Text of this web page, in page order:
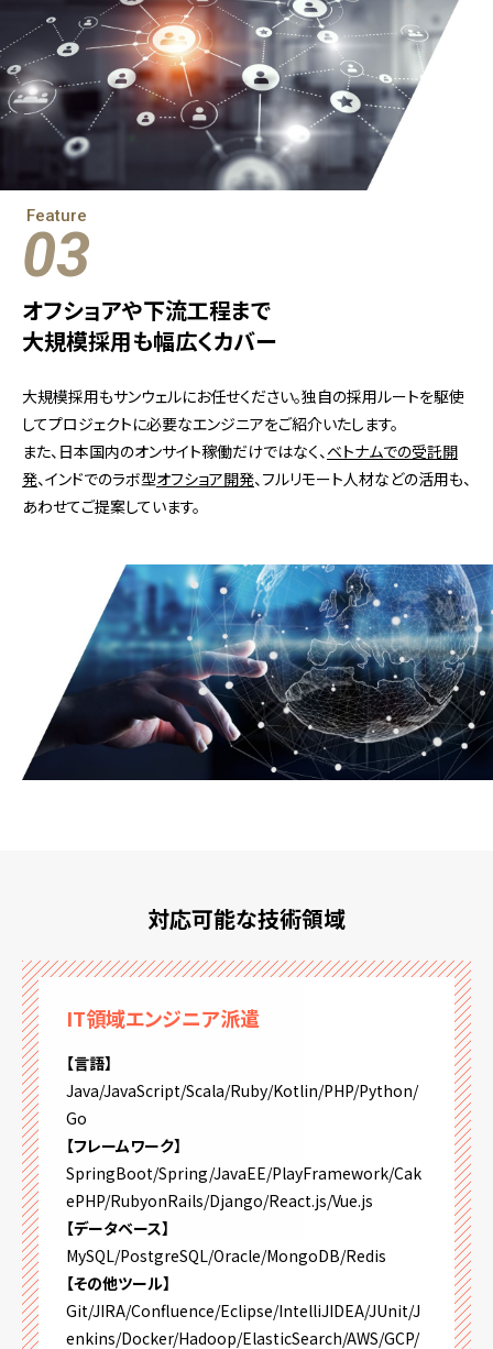
Feature
03
オフショアや下流工程まで
大規模採用も幅広くカバー
大規模採用もサンウェルにお任せください。独自の採用ルートを駆使
してプロジェクトに必要なエンジニアをご紹介いたします。
また、日本国内のオンサイト稼働だけではなく、ベトナムでの受託開
発、インドでのラボ型オフショア開発、フルリモート人材などの活用も、
あわせてご提案しています。
対応可能な技術領域
IT領域エンジニア派遣
【言語】
Java/JavaScript/Scala/Ruby/Kotlin/PHP/Python/
Go
【フレームワーク】
SpringBoot/Spring/JavaEE/PlayFramework/Cak
ePHP/RubyonRails/Django/React.js/Vue.js
【データベース】
MySQL/PostgreSQL/Oracle/MongoDB/Redis
【その他ツール】
Git/JIRA/Confluence/Eclipse/IntelliJIDEA/JUnit/J
enkins/Docker/Hadoop/ElasticSearch/AWS/GCP/